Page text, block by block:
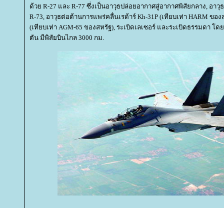
ด้วย R-27 และ R-77 ซึ่งเป็นอาวุธปล่อยอากาศสู่อากาศพิสัยกลาง, อา
R-73, อาวุธต่อต้านการแพร่คลื่นเรด้าร์ Kh-31P (เทียบเท่า HARM ขอ
(เทียบเท่า AGM-65 ของสหรัฐ), ระเบิดเลเซอร์ และระเบิดธรรมดา โ
ตัน มีพิสัยบินไกล 3000 กม.